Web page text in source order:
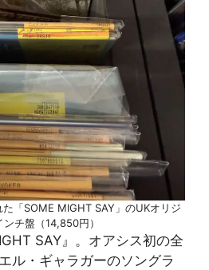
「SOME MIGHT SAY」のUKオリジ
ンチ盤（14,850円）
SAY』。オアシス初の全
ル・ギャラガーのソングラ